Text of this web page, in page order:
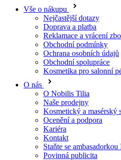
Vše o nákupu
Nejčastější dotazy
Doprava a platba
Reklamace a vrácení
Obchodní podmínky
Ochrana osobních údajů
Obchodní spolupráce
Kosmetika pro salonní
O nás
O Nobilis Tilia
Naše prodejny
Kosmetický a masérský
Ocenění a podpora
Kariéra
Kontakt
Staňte se
Povinná publicita